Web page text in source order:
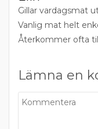
Gillar vardagsmat
Vanlig mat helt
Återkommer ofta
Lämna en